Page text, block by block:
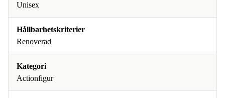
Unisex
Hållbarhetskriterier
Renoverad
Kategori
Actionfigur